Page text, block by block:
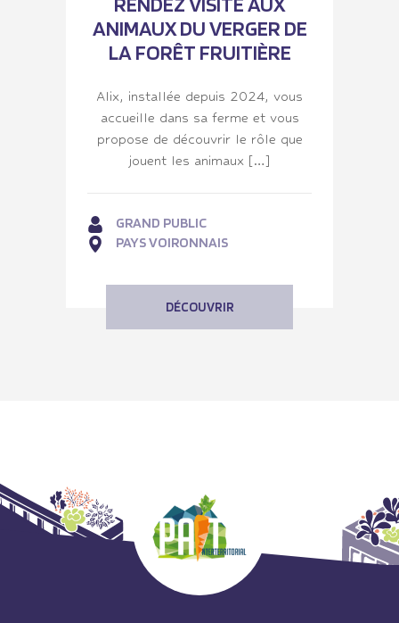
ANIMAUX DU VERGER DE
LA FORÊT FRUITIÈRE
Alix, installée depuis 2024, vous
accueille dans sa ferme et vous
propose de découvrir le rôle que
jouent les animaux […]
GRAND PUBLIC
PAYS VOIRONNAIS
DÉCOUVRIR